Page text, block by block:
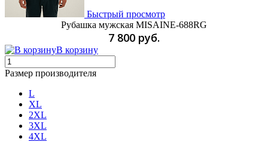
Быстрый просмотр
Рубашка мужская MISAINE-688RG
7 800 руб.
В корзину
Размер производителя
L
XL
2XL
3XL
4XL